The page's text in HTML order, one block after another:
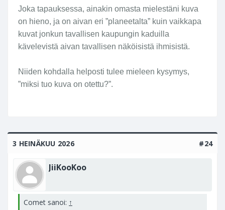
u
ll
a
(
a
a
a
a
s
s
a
Joka tapauksessa, ainakin omasta mielestäni kuva
on hieno, ja on aivan eri ”planeetalta” kuin vaikkapa
kuvat jonkun tavallisen kaupungin kaduilla
kävelevistä aivan tavallisen näköisistä ihmisistä.
Niiden kohdalla helposti tulee mieleen kysymys,
”miksi tuo kuva on otettu?”.
3 HEINÄKUU 2026 #24
JiiKooKoo
Comet sanoi: ↑